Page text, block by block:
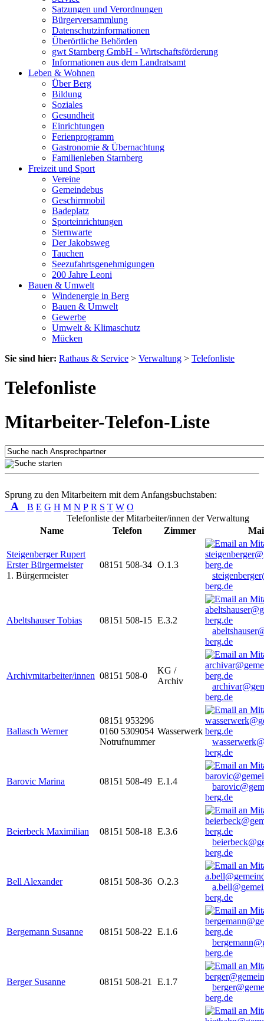
Satzungen und Verordnungen
Bürgerversammlung
Datenschutzinformationen
Überörtliche Behörden
gwt Starnberg GmbH - Wirtschaftsförderung
Informationen aus dem Landratsamt
Leben & Wohnen
Über Berg
Bildung
Soziales
Gesundheit
Einrichtungen
Ferienprogramm
Gastronomie & Übernachtung
Familienleben Starnberg
Freizeit und Sport
Vereine
Gemeindebus
Geschirrmobil
Badeplatz
Sporteinrichtungen
Sternwarte
Der Jakobsweg
Tauchen
Seezufahrtsgenehmigungen
200 Jahre Leoni
Bauen & Umwelt
Windenergie in Berg
Bauen & Umwelt
Gewerbe
Umwelt & Klimaschutz
Mücken
Sie sind hier: Rathaus & Service > Verwaltung > Telefonliste
Telefonliste
Mitarbeiter-Telefon-Liste
Sprung zu den Mitarbeitern mit dem Anfangsbuchstaben:
A B E G H M N P R S T W O
Telefonliste der Mitarbeiter/innen der Verwaltung
Name
Telefon Zimmer
Steigenberger Rupert
Erster Bürgermeister
1. Bürgermeister
08151 508-34 O.1.3
berg.de
Abeltshauser Tobias 08151 508-15 E.3.2
berg.de
Archivmitarbeiter/innen 08151 508-0
KG /
Archiv
berg.de
Ballasch Werner
08151 953296
0160 5309054
Notrufnummer
Wasserwerk
berg.de
Barovic Marina 08151 508-49 E.1.4
berg.de
Beierbeck Maximilian 08151 508-18 E.3.6
berg.de
Bell Alexander 08151 508-36 O.2.3
berg.de
Bergemann Susanne 08151 508-22 E.1.6
berg.de
Berger Susanne 08151 508-21 E.1.7
berg.de